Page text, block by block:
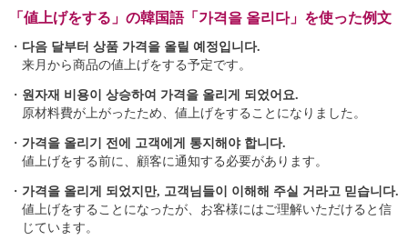
「値上げをする」の韓国語「가격을 올리다」を使った例文
・ 다음 달부터 상품 가격을 올릴 예정입니다.
来月から商品の値上げをする予定です。
・ 원자재 비용이 상승하여 가격을 올리게 되었어요.
原材料費が上がったため、値上げをすることになりました。
・ 가격을 올리기 전에 고객에게 통지해야 합니다.
値上げをする前に、顧客に通知する必要があります。
・ 가격을 올리게 되었지만, 고객님들이 이해해 주실 거라고 믿습니다.
値上げをすることになったが、お客様にはご理解いただけると信
じています。